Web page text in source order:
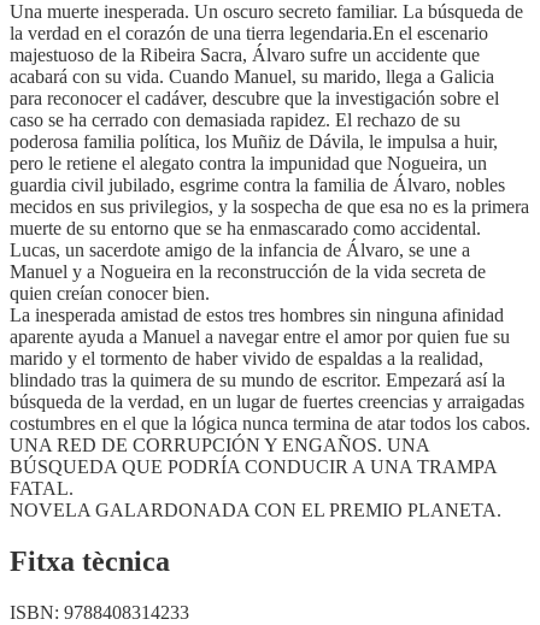
Una muerte inesperada. Un oscuro secreto familiar. La búsqueda de
la verdad en el corazón de una tierra legendaria.En el escenario
majestuoso de la Ribeira Sacra, Álvaro sufre un accidente que
acabará con su vida. Cuando Manuel, su marido, llega a Galicia
para reconocer el cadáver, descubre que la investigación sobre el
caso se ha cerrado con demasiada rapidez. El rechazo de su
poderosa familia política, los Muñiz de Dávila, le impulsa a huir,
pero le retiene el alegato contra la impunidad que Nogueira, un
guardia civil jubilado, esgrime contra la familia de Álvaro, nobles
mecidos en sus privilegios, y la sospecha de que esa no es la primera
muerte de su entorno que se ha enmascarado como accidental.
Lucas, un sacerdote amigo de la infancia de Álvaro, se une a
Manuel y a Nogueira en la reconstrucción de la vida secreta de
quien creían conocer bien.
La inesperada amistad de estos tres hombres sin ninguna afinidad
aparente ayuda a Manuel a navegar entre el amor por quien fue su
marido y el tormento de haber vivido de espaldas a la realidad,
blindado tras la quimera de su mundo de escritor. Empezará así la
búsqueda de la verdad, en un lugar de fuertes creencias y arraigadas
costumbres en el que la lógica nunca termina de atar todos los cabos.
UNA RED DE CORRUPCIÓN Y ENGAÑOS. UNA
BÚSQUEDA QUE PODRÍA CONDUCIR A UNA TRAMPA
FATAL.
NOVELA GALARDONADA CON EL PREMIO PLANETA.
Fitxa tècnica
ISBN: 9788408314233